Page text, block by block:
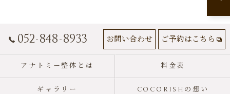
052-848-8933 お問い合わせ ご予約はこちら
アナトミー整体とは 料金表
ギャラリー COCORISHの想い